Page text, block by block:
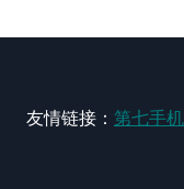
友情链接： 第七手